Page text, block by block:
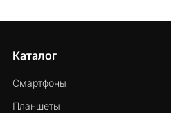
Каталог
Смартфоны
Планшеты